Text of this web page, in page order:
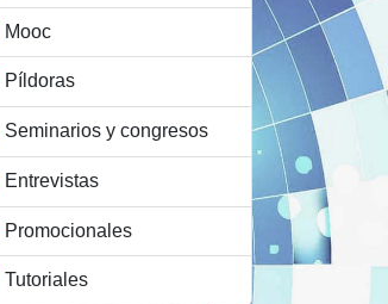
Mooc
Píldoras
Seminarios y congresos
Entrevistas
Promocionales
Tutoriales